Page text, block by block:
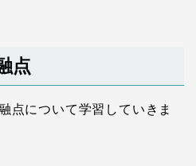
点
点について学習していきま